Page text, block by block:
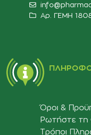
Αρ. ΓΕΜΗ
Όροι &
Ρωτήστε τη
Τρόποι